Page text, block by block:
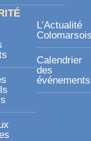
L’Actualité
Calendrier
des
événements